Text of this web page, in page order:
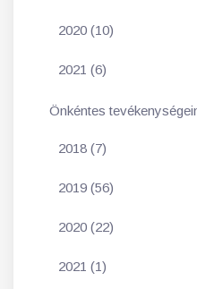
2020 (10)
2021 (6)
Önkéntes
2018 (7)
2019 (56)
2020 (22)
2021 (1)